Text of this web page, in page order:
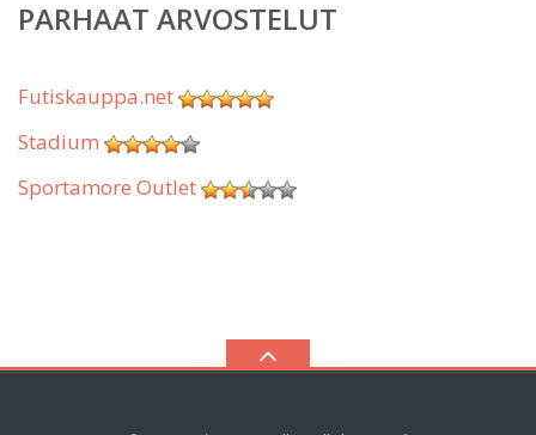
PARHAAT ARVOSTELUT
Futiskauppa.net
Stadium
Sportamore Outlet